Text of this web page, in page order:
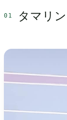
タマリ